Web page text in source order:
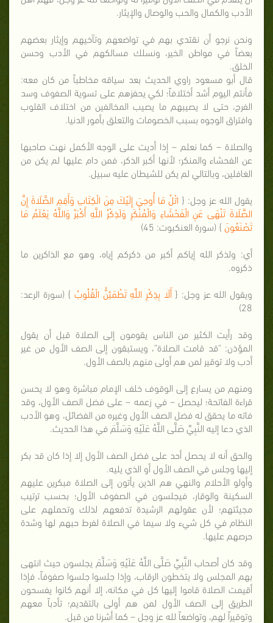
الأدب والكمال والحب والوصال والإيثار.
ونحن نرجو أن نقتدي بهم في تواضعهم وتآخيهم وإيثار بعضهم
بعضاً في مواطن الخير، ونسلك مسالكهم في الأدب وحسن
الخلق.
قال أبو مسعود راوي الحديث بعد سياقه مخاطباً من كان معه:
فأنتم اليوم أشد أختلافاً؛ لكي يحفزهم على تسوية الصفوف وسد
الفرج، حتى لا يصيبهم ما يصيب المخالفين من اختلاف القلوب
وافتراق الوجوه بسبب الخصومات والتعلق بأمور الدنيا.
والصلاة – كما نعلم – إذا أديت على الوجه الأكمل نهت صاحبها
عن الفحشاء والمنكر؛ لأنها أكبر الذكر، فمن دام عليها لم يكن من
الغافلين، وبالتالي لم يكن للشيطان عليه سبيل.
يقول الله عز وجل: { اتْلُ مَا أُوحِيَ إِلَيْكَ مِنَ الْكِتَابِ وَأَقِمِ الصَّلَاةَ إِنَّ
الصَّلَاةَ تَنْهَى عَنِ الْفَحْشَاءِ وَالْمُنْكَرِ وَلَذِكْرُ اللَّهِ أَكْبَرُ وَاللَّهُ يَعْلَمُ مَا
تَصْنَعُونَ} (سورة العنكبوت: 45)
أي: ولذكر الله إياكم أكبر من ذكركم إياه، وهو مع الذاكرين ما
ذكروه.
ويقول الله عز وجل: {أَلَا بِذِكْرِ اللَّهِ تَطْمَئِنُّ الْقُلُوبُ } (سورة الرعد:
28)
وقد رأيت الكثير من الناس يقومون إلى الصلاة قبل أن يقول
المؤذن: "قد قامت الصلاة"، ويستبقون إلى الصف الأول من غير
أدب ولا توقير لمن هم أولى منهم بالصف الأول.
ومنهم من يسارع إلى الوقوف خلف الإمام مباشرة وهو لا يحسن
قراءة الفاتحة؛ ليحصل – في زعمه – على فضل الصف الأول، وقد
فاته ما يحقق له فضل الصف الأول وغيره من الفضائل، وهو الأدب
الذي دعا إليه النَّبِيِّ صَلَّى اللَّهُ عَلَيْهِ وَسَلَّمَ في هذا الحديث.
والحق أنه لا يحصل أحد على فضل الصف الأول إلا إذا كان قد بكر
إليها وجلس في الصف الأول أو الذي يليه.
وأولو الأحلام والنهي هم الذين يأتون إلى الصلاة مبكرين عليهم
السكينة والوقار، فيجلسون في الصفوف الأول؛ بحسب ترتيب
مجيئتهم؛ لأن عقولهم الرشيدة تدفعهم لذلك وتحملهم على
النظام في كل شيء ولا سيما في الصلاة لفرط حبهم لها وشدة
حرصهم عليها.
وقد كان أصحاب النَّبِيِّ صَلَّى اللَّهُ عَلَيْهِ وَسَلَّمَ يجلسون حيث انتهى
بهم المجلس ولا يتخطون الرقاب، وإذا جلسوا جلسوا صفوفاً، فإذا
أقيمت الصلاة قاموا إليها كل في مكانه، إلا أنهم كانوا يفسحون
الطريق إلى الصف الأول لمن هم أولى بالتقديم؛ تأدباً معهم
وتوقيراً لهم، وتواضعاً لله عز وجل – كما أشرنا من قبل.